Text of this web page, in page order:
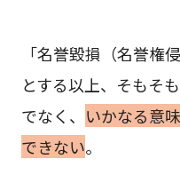
「名誉毀損（名誉権
とする以上、そもそ
でなく、 いかなる意
できない。